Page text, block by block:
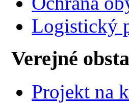
Logistický
Verejné
Projekt na